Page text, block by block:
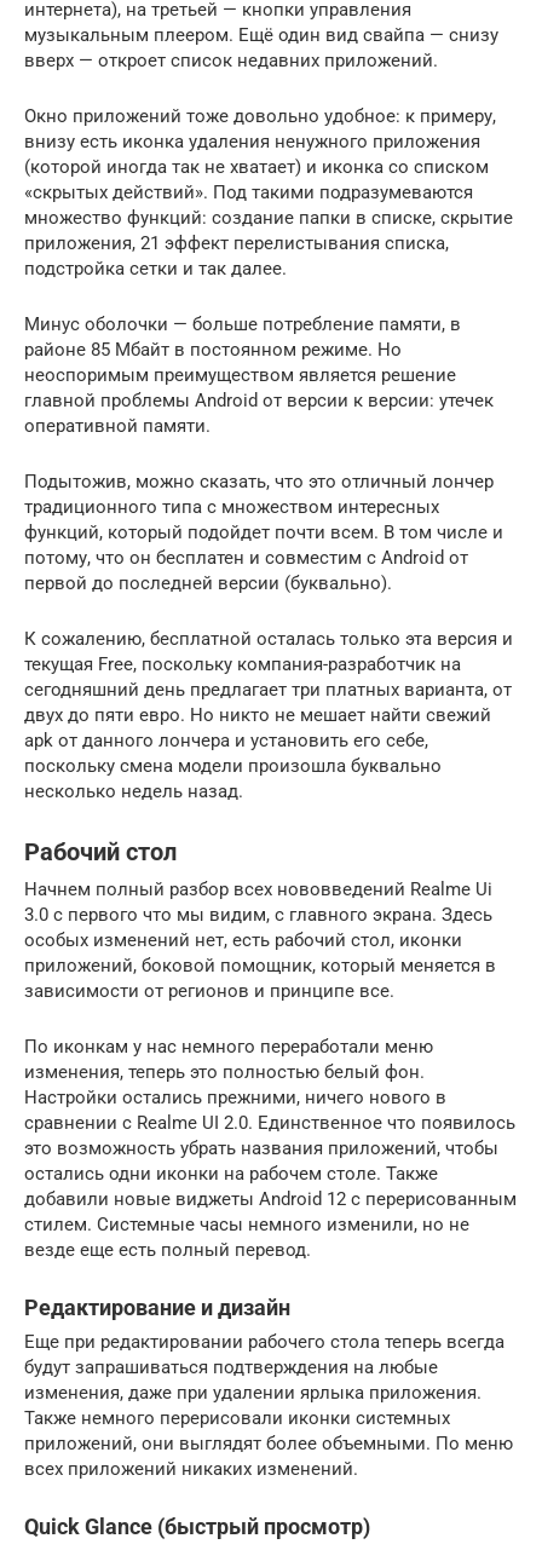
интернета), на третьей — кнопки управления
музыкальным плеером. Ещё один вид свайпа — снизу
вверх — откроет список недавних приложений.
Окно приложений тоже довольно удобное: к примеру,
внизу есть иконка удаления ненужного приложения
(которой иногда так не хватает) и иконка со списком
«скрытых действий». Под такими подразумеваются
множество функций: создание папки в списке, скрытие
приложения, 21 эффект перелистывания списка,
подстройка сетки и так далее.
Минус оболочки — больше потребление памяти, в
районе 85 Мбайт в постоянном режиме. Но
неоспоримым преимуществом является решение
главной проблемы Android от версии к версии: утечек
оперативной памяти.
Подытожив, можно сказать, что это отличный лончер
традиционного типа с множеством интересных
функций, который подойдет почти всем. В том числе и
потому, что он бесплатен и совместим с Android от
первой до последней версии (буквально).
К сожалению, бесплатной осталась только эта версия и
текущая Free, поскольку компания-разработчик на
сегодняшний день предлагает три платных варианта, от
двух до пяти евро. Но никто не мешает найти свежий
apk от данного лончера и установить его себе,
поскольку смена модели произошла буквально
несколько недель назад.
Рабочий стол
Начнем полный разбор всех нововведений Realme Ui
3.0 с первого что мы видим, с главного экрана. Здесь
особых изменений нет, есть рабочий стол, иконки
приложений, боковой помощник, который меняется в
зависимости от регионов и принципе все.
По иконкам у нас немного переработали меню
изменения, теперь это полностью белый фон.
Настройки остались прежними, ничего нового в
сравнении с Realme UI 2.0. Единственное что появилось
это возможность убрать названия приложений, чтобы
остались одни иконки на рабочем столе. Также
добавили новые виджеты Android 12 с перерисованным
стилем. Системные часы немного изменили, но не
везде еще есть полный перевод.
Редактирование и дизайн
Еще при редактировании рабочего стола теперь всегда
будут запрашиваться подтверждения на любые
изменения, даже при удалении ярлыка приложения.
Также немного перерисовали иконки системных
приложений, они выглядят более объемными. По меню
всех приложений никаких изменений.
Quick Glance (быстрый просмотр)